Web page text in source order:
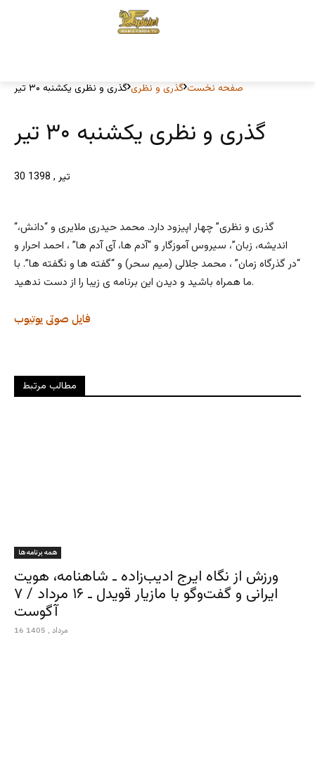
صفحه نخست گذری و نظری گذری و نظری یکشنبه ۳۰ تیر
گذری و نظری یکشنبه ۳۰ تیر
30 تیر , 1398
“گذری و نظری” چهار اپیزود دارد. محمد حیدری ملایری و “دانش،
اندیشه، زبان”، سیروس آموزگار و “آدم ها، آی آدم ها” ، احمد احرار و
“در گذرگاه زمان” ، محمد جلالی (میم سحر) و “گفته ها و نگفته ها”. با
ما همراه باشید و دیدن این برنامه ی زیبا را از دست ندهید.
یوتیوب فایل صوتی
مطالب مرتبط
همه برنامه ها
ورزش از نگاه ایرج ادیب‌زاده ـ شاهنامه، هویت
ایرانی و گفت‌وگو با مازیار قویدل ـ ۱۶ مرداد / ۷
آگوست
16 مرداد , 1405